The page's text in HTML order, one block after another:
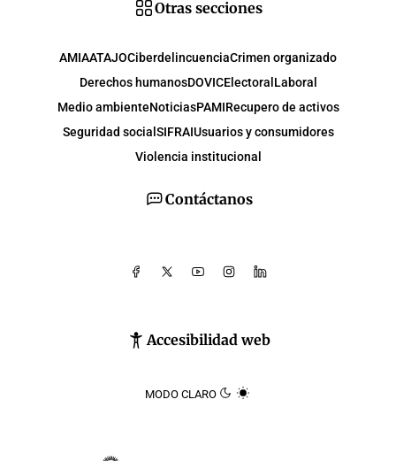
Contáctanos
Accesibilidad web
MODO CLARO
Otras secciones
AMIAATAJOCiberdelincuenciaCrimen organizado
Derechos humanosDOVICElectoral Laboral
Medio ambienteNoticiasPAMIRecupero de activos
Seguridad social SIFRAIUsuarios y consumidores
Violencia institucional